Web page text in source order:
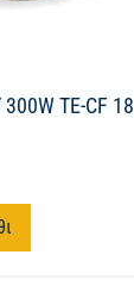
TE-CF 18